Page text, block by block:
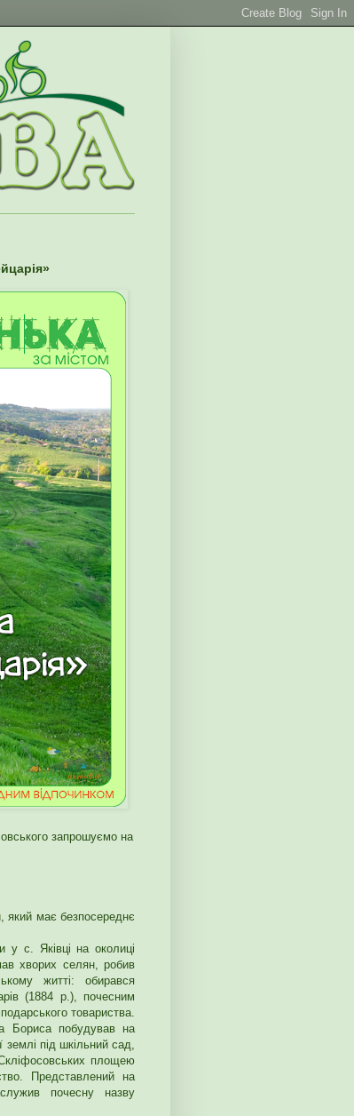
запрошуємо на
який має безпосереднє
с. Яківці на околиці
хворих селян, робив
житті: обирався
(1884 p.), почесним
товариства.
Бориса побудував на
під шкільний сад,
площею
Представлений на
почесну назву